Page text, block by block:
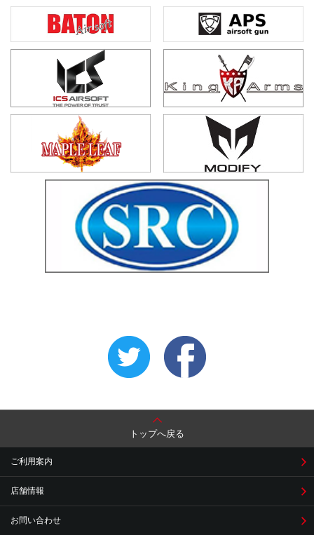
トップへ戻る
ご利用案内
店舗情報
お問い合わせ